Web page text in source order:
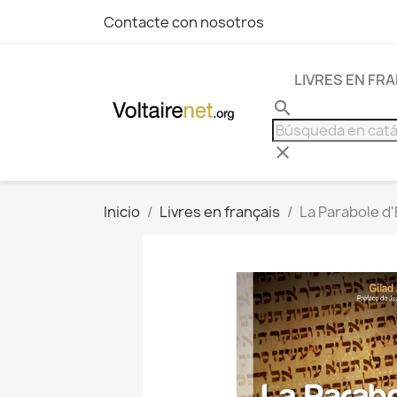
Contacte con nosotros
LIVRES EN
search
clear
Inicio Livres en français La Parabole